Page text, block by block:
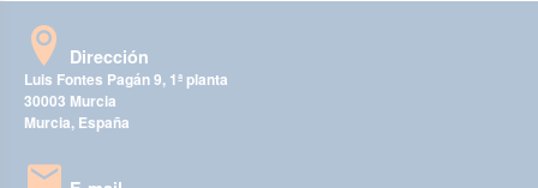
Dirección
Luis Fontes Pagán 9, 1ª planta
30003 Murcia
Murcia, España